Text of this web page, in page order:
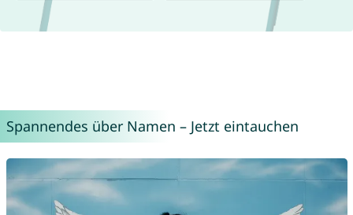
Spannendes über Namen – Jetzt eintauchen